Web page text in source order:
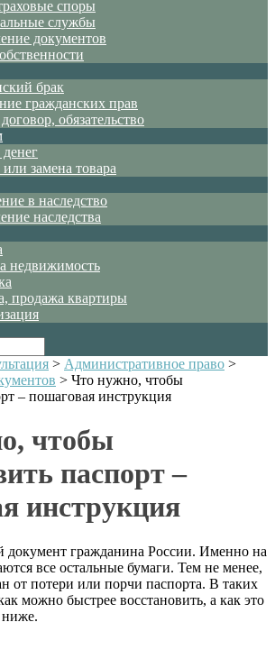
споры
службы
документов
брак
гражданских прав
обязательство
замена товара
в наследство
наследства
недвижимость
продажа квартиры
> Административное право >
> Что нужно, чтобы
– пошаговая инструкция
чтобы
паспорт –
инструкция
документ гражданина России. Именно на
все остальные бумаги. Тем не менее,
от потери или порчи паспорта. В таких
можно быстрее восстановить, а как это
ниже.